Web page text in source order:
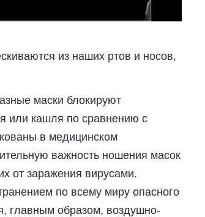
из наших ртов и носов,
маски блокируют
или кашля по сравнению с
в медицинском
важность ношения масок
от заражения вирусами.
по всему миру опасного
главным образом, воздушно-